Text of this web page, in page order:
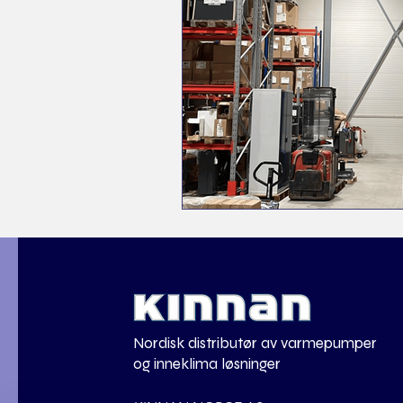
Nordisk distributør av varmepumper
og inneklima løsninger